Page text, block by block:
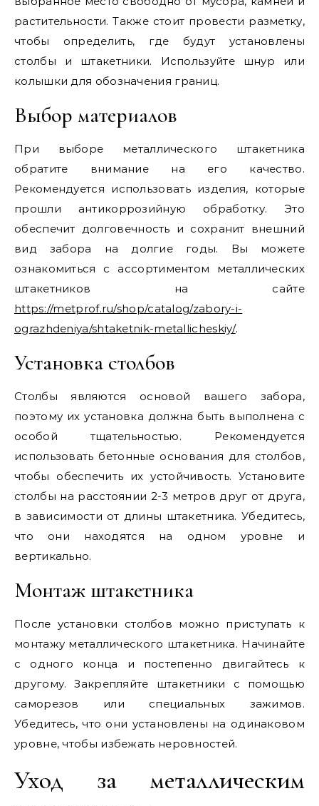
растительности. Также стоит провести разметку,
чтобы определить, где будут установлены
столбы и штакетники. Используйте шнур или
колышки для обозначения границ.
Выбор материалов
При выборе металлического штакетника
обратите внимание на его качество.
Рекомендуется использовать изделия, которые
прошли антикоррозийную обработку. Это
обеспечит долговечность и сохранит внешний
вид забора на долгие годы. Вы можете
ознакомиться с ассортиментом металлических
штакетников на сайте
https://metprof.ru/shop/catalog/zabory-i-
ograzhdeniya/shtaketnik-metallicheskiy/.
Установка столбов
Столбы являются основой вашего забора,
поэтому их установка должна быть выполнена с
особой тщательностью. Рекомендуется
использовать бетонные основания для столбов,
чтобы обеспечить их устойчивость. Установите
столбы на расстоянии 2-3 метров друг от друга,
в зависимости от длины штакетника. Убедитесь,
что они находятся на одном уровне и
вертикально.
Монтаж штакетника
После установки столбов можно приступать к
монтажу металлического штакетника. Начинайте
с одного конца и постепенно двигайтесь к
другому. Закрепляйте штакетники с помощью
саморезов или специальных зажимов.
Убедитесь, что они установлены на одинаковом
уровне, чтобы избежать неровностей.
Уход за металлическим